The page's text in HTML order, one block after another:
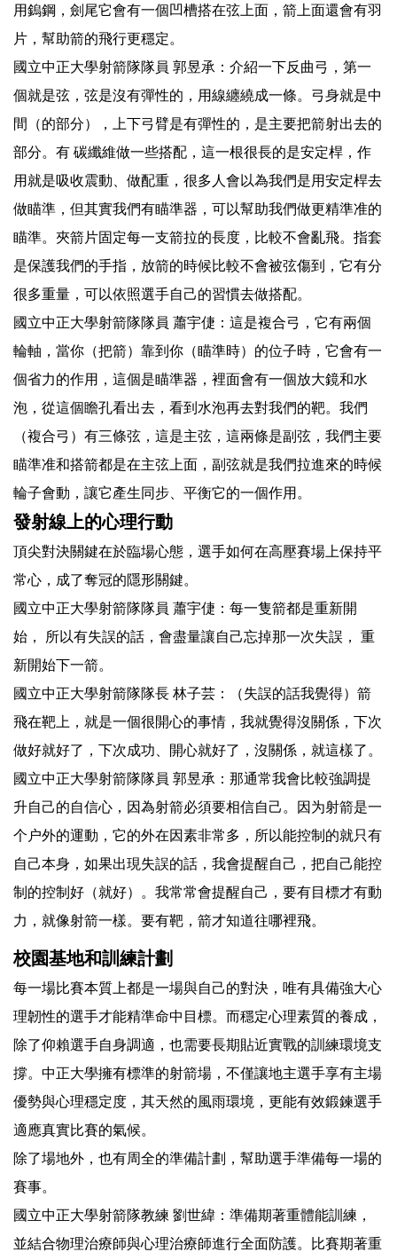
用鎢鋼，劍尾它會有一個凹槽搭在弦上面，箭上面還會有羽
片，幫助箭的飛行更穩定。
國立中正大學射箭隊隊員 郭昱承：介紹一下反曲弓，第一
個就是弦，弦是沒有彈性的，用線纏繞成一條。弓身就是中
間（的部分），上下弓臂是有彈性的，是主要把箭射出去的
部分。有 碳纖維做一些搭配，這一根很長的是安定桿，作
用就是吸收震動、做配重，很多人會以為我們是用安定桿去
做瞄準，但其實我們有瞄準器，可以幫助我們做更精準准的
瞄準。夾箭片固定每一支箭拉的長度，比較不會亂飛。指套
是保護我們的手指，放箭的時候比較不會被弦傷到，它有分
很多重量，可以依照選手自己的習慣去做搭配。
國立中正大學射箭隊隊員 蕭宇倢：這是複合弓，它有兩個
輪軸，當你（把箭）靠到你（瞄準時）的位子時，它會有一
個省力的作用，這個是瞄準器，裡面會有一個放大鏡和水
泡，從這個瞻孔看出去，看到水泡再去對我們的靶。我們
（複合弓）有三條弦，這是主弦，這兩條是副弦，我們主要
瞄準准和搭箭都是在主弦上面，副弦就是我們拉進來的時候
輪子會動，讓它產生同步、平衡它的一個作用。
發射線上的心理行動
頂尖對決關鍵在於臨場心態，選手如何在高壓賽場上保持平
常心，成了奪冠的隱形關鍵。
國立中正大學射箭隊隊員 蕭宇倢：每一隻箭都是重新開
始， 所以有失誤的話，會盡量讓自己忘掉那一次失誤， 重
新開始下一箭。
國立中正大學射箭隊隊長 林子芸：（失誤的話我覺得）箭
飛在靶上，就是一個很開心的事情，我就覺得沒關係，下次
做好就好了，下次成功、開心就好了，沒關係，就這樣了。
國立中正大學射箭隊隊員 郭昱承：那通常我會比較強調提
升自己的自信心，因為射箭必須要相信自己。因为射箭是一
个户外的運動，它的外在因素非常多，所以能控制的就只有
自己本身，如果出現失誤的話，我會提醒自己，把自己能控
制的控制好（就好）。我常常會提醒自己，要有目標才有動
力，就像射箭一樣。要有靶，箭才知道往哪裡飛。
校園基地和訓練計劃
每一場比賽本質上都是一場與自己的對決，唯有具備強大心
理韌性的選手才能精準命中目標。而穩定心理素質的養成，
除了仰賴選手自身調適，也需要長期貼近實戰的訓練環境支
撐。中正大學擁有標準的射箭場，不僅讓地主選手享有主場
優勢與心理穩定度，其天然的風雨環境，更能有效鍛鍊選手
適應真實比賽的氣候。
除了場地外，也有周全的準備計劃，幫助選手準備每一場的
賽事。
國立中正大學射箭隊教練 劉世緯：準備期著重體能訓練，
並結合物理治療師與心理治療師進行全面防護。比賽期著重